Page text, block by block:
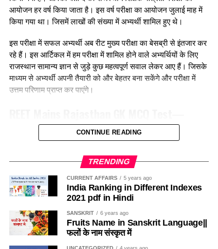
(a) अनुकरण विधि
(b)व्यतिरेकी विधि
(c) व्याकरण अनुवाद विधि
(d) ध्वन्यात्मक विधि
Q. एक शिक्षक अपने बालकों को पायो जी मैंने उपयोग में लाएगा ।
(c) ध्वन्यात्मक उपागम
(d) इनमें से कोई नहीं
Ans :- ©
Ans:- ©
Q. जयनारायण व्यास को किस नृत्य को प्रकाश में लाने का श्रेय दिया जाता
है?
(a) डांग नृत्य
(d) घुड़ला नृत्य
Ans:- (b)
Q. निम्नलिखित में से असुमेलित युग्म है-
(b) रतवई नृत्य मेव
(c) चरवा नृत्य – माली
आयोजन हर वर्ष किया जाता है। इस वर्ष परीक्षा का आयोजन जुलाई माह में
किया गया था। जिसमें लाखों की संख्या में अभ्यर्थी शामिल हुए थे।
इस परीक्षा में सफल अभ्यर्थी अब रीट मुख्य परीक्षा का बेसब्री से इंतजार कर
रहे हैं। इस आर्टिकल में हम परीक्षा में शामिल होने वाले अभ्यर्थियों के लिए
राजस्थान सामान्य ज्ञान से जुड़े कुछ महत्वपूर्ण सवाल लेकर आए हैं। जिसके
माध्यम से अभ्यर्थी अपनी तैयारी को और बेहतर बना सकेंगे और परीक्षा में
उत्तम परिणाम प्राप्त कर पाएंगे।
राजस्थान सामान्य ज्ञान से संबंधित महत्वपूर्ण प्रश्न
(b) धौलपुर
(c) बूंदी
(d) जोधपुर
CONTINUE READING
TRENDING
CURRENT AFFAIRS 5 years ago
India Ranking in Different Indexes
2021 pdf in Hindi
SANSKRIT 6 years ago
Fruits Name in Sanskrit Language||
फलों के नाम संस्कृत में